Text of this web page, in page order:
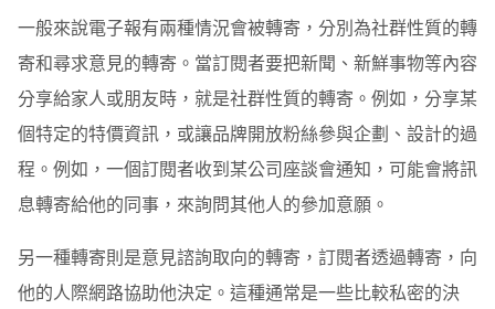
一般來說電子報有兩種情況會被轉寄，分別為社群性質的轉
寄和尋求意見的轉寄。當訂閱者要把新聞、新鮮事物等內容
分享給家人或朋友時，就是社群性質的轉寄。例如，分享某
個特定的特價資訊，或讓品牌開放粉絲參與企劃、設計的過
程。例如，一個訂閱者收到某公司座談會通知，可能會將訊
息轉寄給他的同事，來詢問其他人的參加意願。
另一種轉寄則是意見諮詢取向的轉寄，訂閱者透過轉寄，向
他的人際網路協助他決定。這種通常是一些比較私密的決